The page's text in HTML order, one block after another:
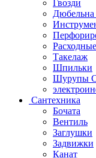
Гвозди
Дюбельна
Такелаж
Шпильки
Шурупы
Сантехника
Бочата
Вентиль
Заглушки
Задвижки
Канат